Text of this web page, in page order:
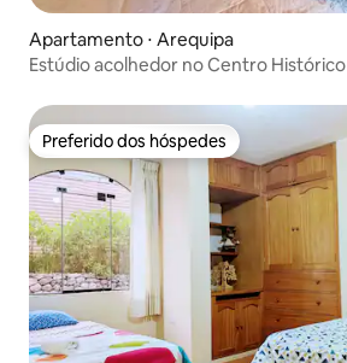
Apartamento ⋅ Arequipa
Estúdio acolhedor no Centro Histórico
Preferido dos hóspedes
Preferido dos hóspedes